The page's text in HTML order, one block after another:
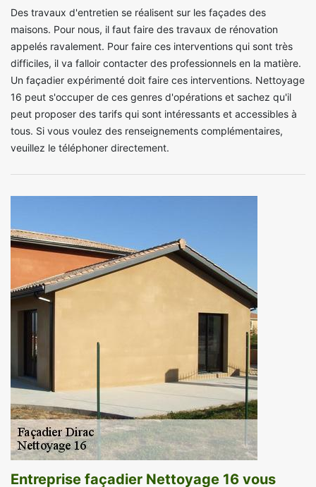
Des travaux d'entretien se réalisent sur les façades des
maisons. Pour nous, il faut faire des travaux de rénovation
appelés ravalement. Pour faire ces interventions qui sont très
difficiles, il va falloir contacter des professionnels en la matière.
Un façadier expérimenté doit faire ces interventions. Nettoyage
16 peut s'occuper de ces genres d'opérations et sachez qu'il
peut proposer des tarifs qui sont intéressants et accessibles à
tous. Si vous voulez des renseignements complémentaires,
veuillez le téléphoner directement.
Entreprise façadier Nettoyage 16 vous